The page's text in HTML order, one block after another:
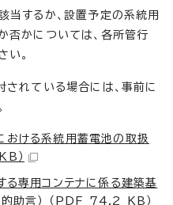
当するか、設置予定の系統用
否かについては、各所管行
い。
れている場合には、事前に
おける系統用蓄電池の取扱
）
る専用コンテナに係る建築基
的助言） （PDF 74.2 KB）